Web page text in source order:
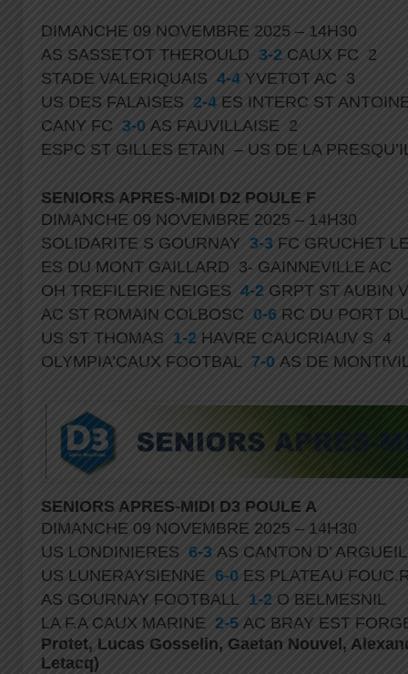
DIMANCHE 09 NOVEMBRE 2025 – 14H30
AS SASSETOT THEROULD 3-2 CAUX FC 2
STADE VALERIQUAIS 4-4 YVETOT AC 3
US DES FALAISES 2-4 ES INTERC ST
CANY FC 3-0 AS FAUVILLAISE 2
ESPC ST GILLES ETAIN – US DE LA
SENIORS APRES-MIDI D2 POULE F
DIMANCHE 09 NOVEMBRE 2025 – 14H30
SOLIDARITE S GOURNAY 3-3 FC GRUCHET
ES DU MONT GAILLARD 3- GAINNEVILLE AC
OH TREFILERIE NEIGES 4-2 GRPT ST AUBIN
AC ST ROMAIN COLBOSC 0-6 RC DU PORT
US ST THOMAS 1-2 HAVRE CAUCRIAUV S 4
OLYMPIA’CAUX FOOTBAL 7-0 AS DE
SENIORS APRES-MIDI D3 POULE A
DIMANCHE 09 NOVEMBRE 2025 – 14H30
US LONDINIERES 6-3 AS CANTON D’
US LUNERAYSIENNE 6-0 ES PLATEAU
AS GOURNAY FOOTBALL 1-2 O BELMESNIL
LA F.A CAUX MARINE 2-5 AC BRAY EST
Protet, Lucas Gosselin, Gaetan Nouvel,
Letacq)